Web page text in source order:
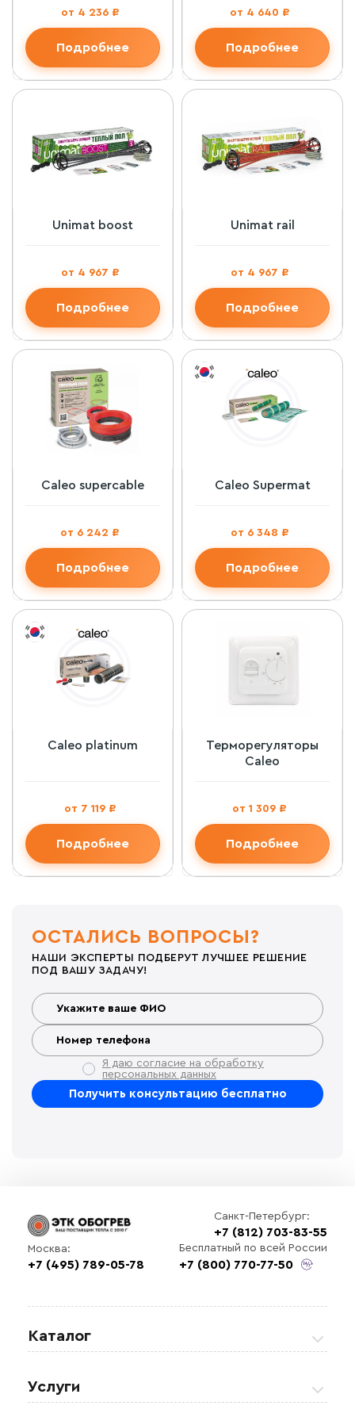
от 4 236 ₽
Подробнее
от 4 640 ₽
Подробнее
Unimat boost
от 4 967 ₽
Подробнее
Unimat rail
от 4 967 ₽
Подробнее
Caleo supercable
от 6 242 ₽
Подробнее
Caleo Supermat
от 6 348 ₽
Подробнее
Caleo platinum
от 7 119 ₽
Подробнее
Терморегуляторы
Caleo
от 1 309 ₽
Подробнее
ОСТАЛИСЬ ВОПРОСЫ?
НАШИ ЭКСПЕРТЫ ПОДБЕРУТ ЛУЧШЕЕ РЕШЕНИЕ
ПОД ВАШУ ЗАДАЧУ!
Я даю согласие на обработку
персональных данных
Санкт-Петербург:
+7 (812) 703-83-55
Москва:
+7 (495) 789-05-78
Бесплатный по всей России
+7 (800) 770-77-50
Каталог
Услуги